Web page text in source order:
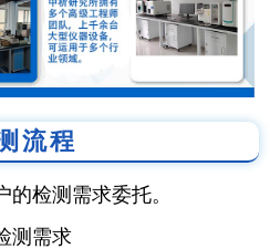
流程
的检测需求委托。
测需求